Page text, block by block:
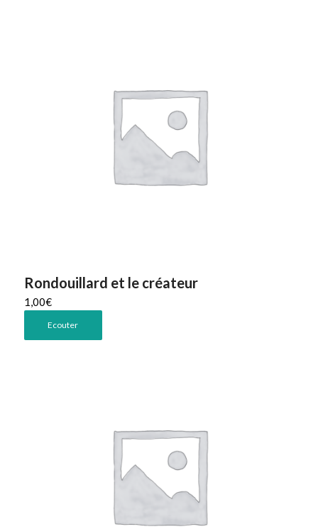
Rondouillard et le créateur
1,00€
Ecouter